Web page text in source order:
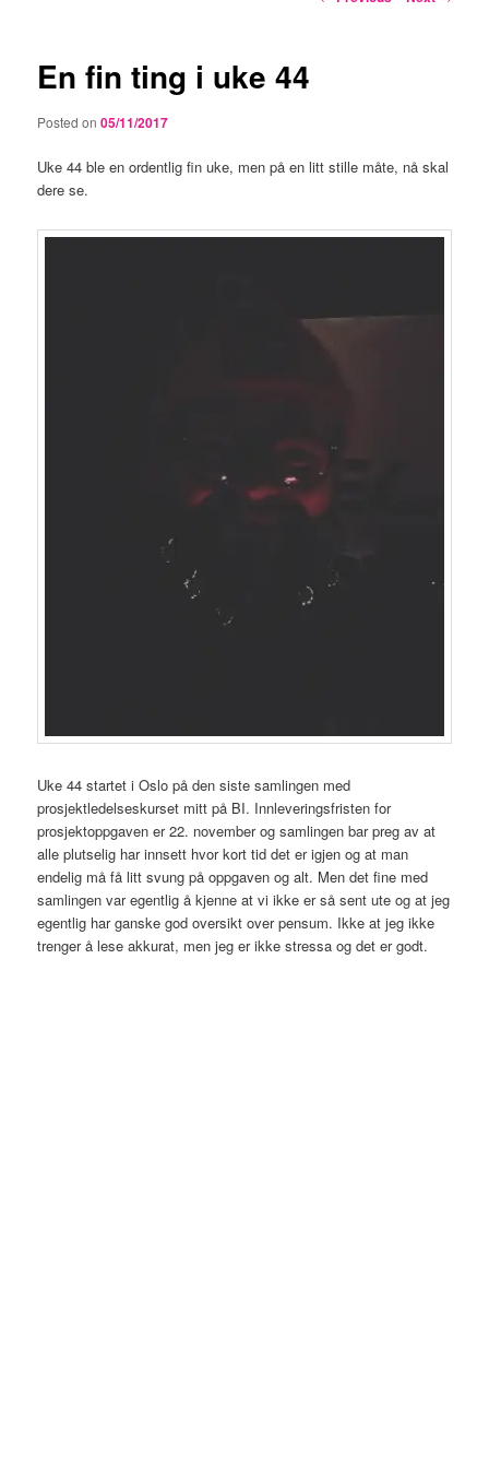
En fin ting i uke 44
Posted on05/11/2017
Uke 44 ble en ordentlig fin uke, men på en litt stille måte, nå skal
dere se.
Uke 44 startet i Oslo på den siste samlingen med
prosjektledelseskurset mitt på BI. Innleveringsfristen for
prosjektoppgaven er 22. november og samlingen bar preg av at
alle plutselig har innsett hvor kort tid det er igjen og at man
endelig må få litt svung på oppgaven og alt. Men det fine med
samlingen var egentlig å kjenne at vi ikke er så sent ute og at jeg
egentlig har ganske god oversikt over pensum. Ikke at jeg ikke
trenger å lese akkurat, men jeg er ikke stressa og det er godt.